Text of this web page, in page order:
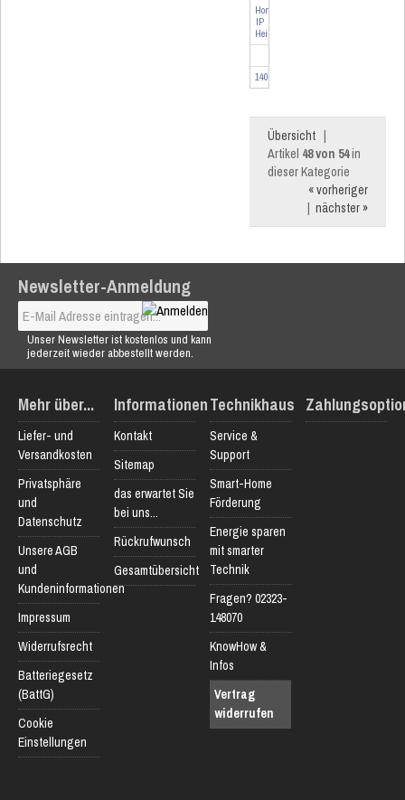
Homematic
IP
Heizkörperthermostat
140280
Übersicht |
Artikel 48 von 54in
dieser Kategorie
« vorheriger
| nächster »
Newsletter-Anmeldung
Unser Newsletter ist kostenlos und kann
jederzeit wieder abbestellt werden.
Mehr über...
Liefer- und
Versandkosten
Privatsphäre
und
Datenschutz
Unsere AGB
und
Kundeninformationen
Impressum
Widerrufsrecht
Batteriegesetz
(BattG)
Cookie
Einstellungen
Informationen
Kontakt
Sitemap
das erwartet Sie
bei uns...
Rückrufwunsch
Gesamtübersicht
Technikhaus
Service &
Support
Smart-Home
Förderung
Energie sparen
mit smarter
Technik
Fragen? 02323-
148070
KnowHow &
Infos
Vertrag
widerrufen